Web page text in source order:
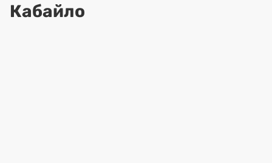
Кабайло